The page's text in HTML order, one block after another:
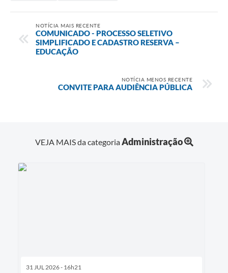
NOTÍCIA MAIS RECENTE
COMUNICADO - PROCESSO SELETIVO
SIMPLIFICADO E CADASTRO RESERVA –
EDUCAÇÃO
NOTÍCIA MENOS RECENTE
CONVITE PARA AUDIÊNCIA PÚBLICA
VEJA MAIS da categoriaAdministração
31 JUL 2026 - 16h21